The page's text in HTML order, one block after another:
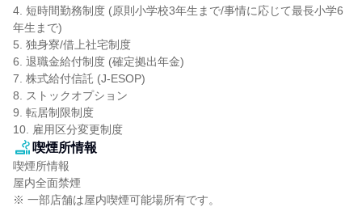
4. 短時間勤務制度 (原則小学校3年生まで/事情に応じて最長小学6
年生まで)
5. 独身寮/借上社宅制度
6. 退職金給付制度 (確定拠出年金)
7. 株式給付信託 (J-ESOP)
8. ストックオプション
9. 転居制限制度
10. 雇用区分変更制度
喫煙所情報
喫煙所情報
屋内全面禁煙
※ 一部店舗は屋内喫煙可能場所有です。